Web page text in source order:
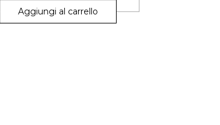
Aggiungi al carrello